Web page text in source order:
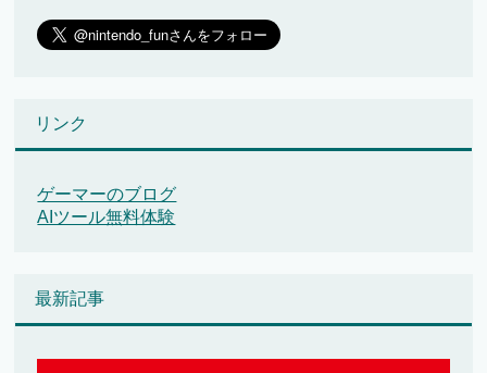
リンク
ゲーマーのブログ
AIツール無料体験
最新記事